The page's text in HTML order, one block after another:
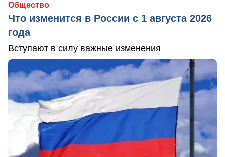
Общество
Что изменится в России с 1 августа 2026
года
Вступают в силу важные изменения